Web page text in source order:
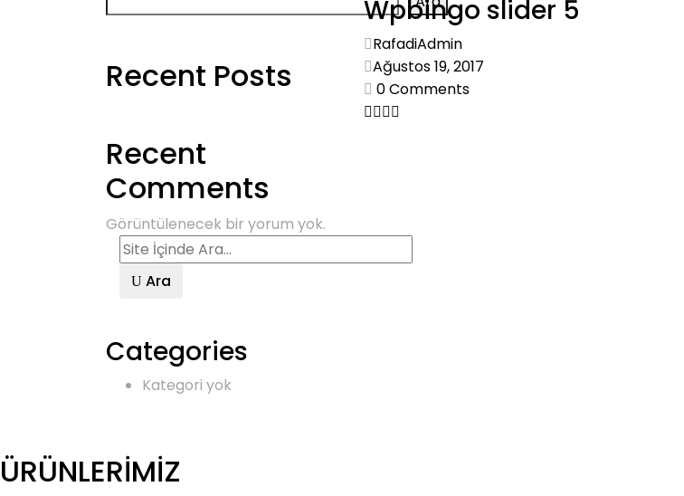
Recent Posts
Recent
Comments
Görüntülenecek bir yorum yok.
Ara
Categories
Kategori yok
Wpbingo slider 5
RafadiAdmin
Ağustos 19, 2017
0Comments
ÜRÜNLERİMİZ